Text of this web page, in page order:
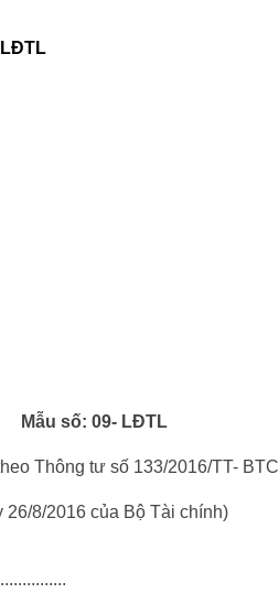
Mẫu số: 09- LĐTL
Thông tư số 133/2016/TT- BTC
26/8/2016 của Bộ Tài chính)